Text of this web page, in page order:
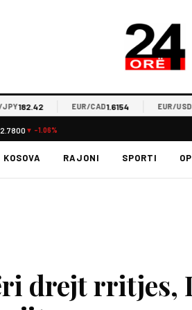
EUR/CAD1.6154 EUR/USD
▼ -1.06%
KOSOVA RAJONI SPORTI
drejt rritjes,